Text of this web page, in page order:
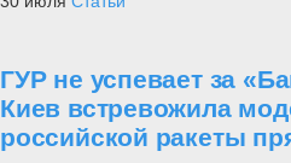
ГУР не успевает за
Киев встревожила
российской ракеты